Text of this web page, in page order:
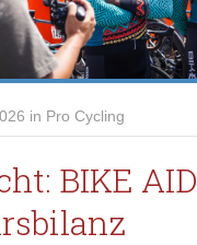
in Pro Cycling
BIKE AID